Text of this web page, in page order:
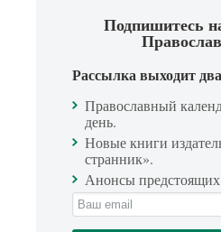
Подпишитесь
Рассылка выходит
Православный
день.
Новые книги
странник».
Анонсы